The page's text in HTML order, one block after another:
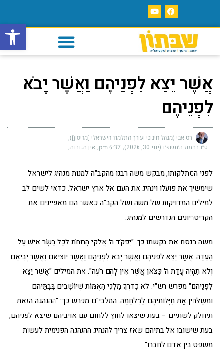
פתח
אֲשֶׁר יֵצֵא לִפְנֵיהֶם וַאֲשֶׁר יָבֹא
לִפְנֵיהֶם
רט אבי (מנהל חינוכי ועורך התלמוד הישראלי [מדיסון])
ט״ו בתמוז ה׳תשפ״ו (יוני 30, 2026) 6:37 pm אין תגובות
לפני הסתלקותו, מבקש משה רבנו מהקב"ה למנות מנהיג לישראל
שימשיך את פועלו וינהיג את העם אל ארץ ישראל. כדאי לשים לב
למילים המדויקות של משה ושל הקב"ה כאשר הם מאפיינים את
הקריטריונים הנדרשים למנהיג.
משה מנסח את בקשתו כך: "יִפְקֹד ה' אֱלֹקי הָרוּחֹת לְכָל בָּשָׂר אִישׁ עַל
הָעֵדָה. אֲשֶׁר יֵצֵא לִפְנֵיהֶם וַאֲשֶׁר יָבֹא לִפְנֵיהֶם וַאֲשֶׁר יוֹצִיאֵם וַאֲשֶׁר יְבִיאֵם
וְלֹא תִהְיֶה עֲדַת ה' כַּצֹּאן אֲשֶׁר אֵין לָהֶם רֹעֶה". את המילים "אֲשֶׁר יֵצֵא
לִפְנֵיהֶם" מפרש רש"י: לֹא כְדֶרֶךְ מַלְכֵי הָאֻמּוֹת שֶׁיּוֹשְׁבִים בְּבָתֵּיהֶם
וּמְשַׁלְּחִין אֶת חַיָּלוֹתֵיהֶם לַמִּלְחָמָה. המלבי"ם מפרש כך: "ההנהגה הזאת
תיחלק לשתיים – בעת שיצאו לחוץ ללחום עם אויביהם שיצא לפניהם,
בעת שישובו אל בתיהם שאז צריך להנהיג ההנהגה הפנימית לעשות
משפט בין אדם לחברו".